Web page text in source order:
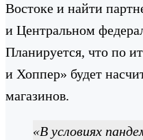
Востоке и найти
и Центральном
Планируется, что по
и Хоппер» будет
магазинов.
«В условиях